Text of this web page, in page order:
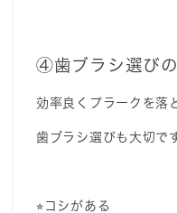
④歯ブラシ選びの
効率良くプラークを落
歯ブラシ選びも大切で
⭐︎コシがある